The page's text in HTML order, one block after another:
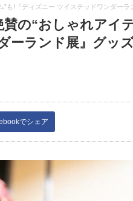
”も!『ディズニー ツイステッドワンダー
賛の“おしゃれアイ
ーランド展』グッ
でシェア